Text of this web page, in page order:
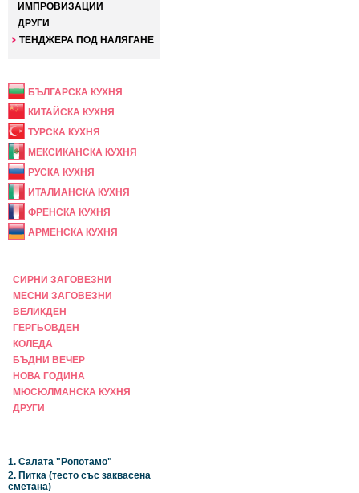
ИМПРОВИЗАЦИИ
ДРУГИ
ТЕНДЖЕРА ПОД НАЛЯГАНЕ
БЪЛГАРСКА КУХНЯ
КИТАЙСКА КУХНЯ
ТУРСКА КУХНЯ
МЕКСИКАНСКА КУХНЯ
РУСКА КУХНЯ
ИТАЛИАНСКА КУХНЯ
ФРЕНСКА КУХНЯ
АРМЕНСКА КУХНЯ
СИРНИ ЗАГОВЕЗНИ
МЕСНИ ЗАГОВЕЗНИ
ВЕЛИКДЕН
ГЕРГЬОВДЕН
КОЛЕДА
БЪДНИ ВЕЧЕР
НОВА ГОДИНА
МЮСЮЛМАНСКА КУХНЯ
ДРУГИ
1. Салата "Ропотамо"
2. Питка (тесто със заквасена
сметана)